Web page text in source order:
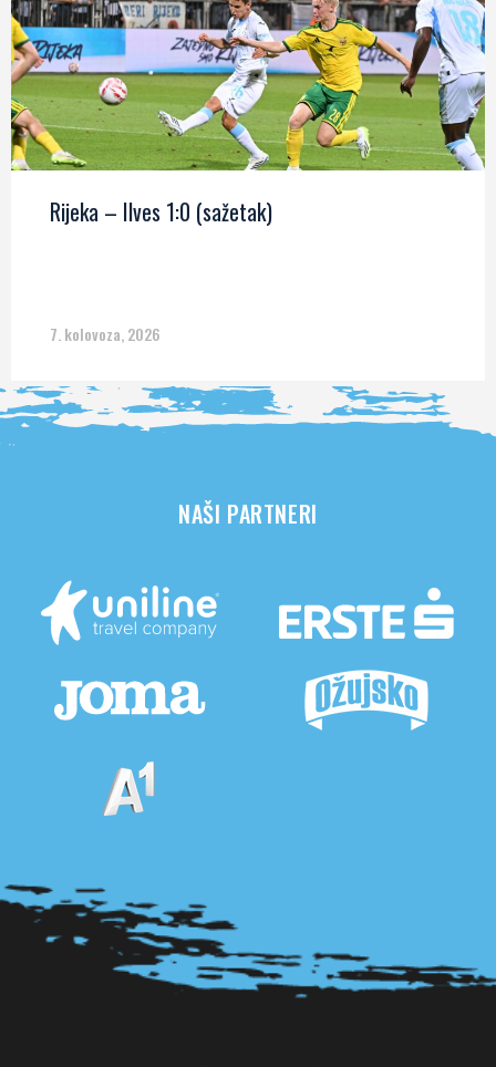
Rijeka – Ilves 1:0 (sažetak)
7. kolovoza, 2026
NAŠI PARTNERI